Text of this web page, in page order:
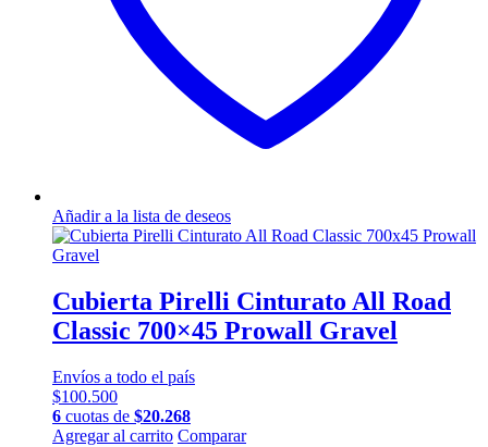
Añadir a la lista de deseos
Cubierta Pirelli Cinturato All Road
Classic 700×45 Prowall Gravel
Envíos a todo el país
$100.500
6 cuotas de $20.268
Agregar al carrito Comparar